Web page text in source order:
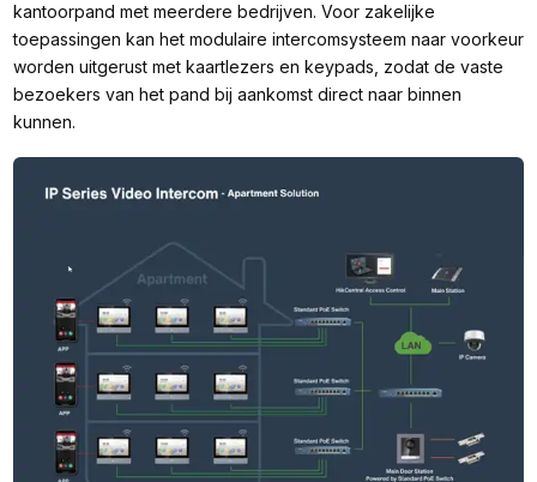
kantoorpand met meerdere bedrijven. Voor zakelijke
toepassingen kan het modulaire intercomsysteem naar voorkeur
worden uitgerust met kaartlezers en keypads, zodat de vaste
bezoekers van het pand bij aankomst direct naar binnen
kunnen.